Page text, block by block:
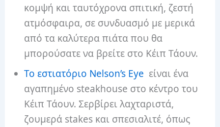
κομψή και ταυτόχρονα σπιτική, ζεστή
ατμόσφαιρα, σε συνδυασμό με μερικά
από τα καλύτερα πιάτα που θα
μπορούσατε να βρείτε στο Κέιπ Τάουν.
Το εστιατόριο Nelson’s Eye είναι ένα
αγαπημένο steakhouse στο κέντρο του
Κέιπ Τάουν. Σερβίρει λαχταριστά,
ζουμερά stakes και σπεσιαλιτέ, όπως